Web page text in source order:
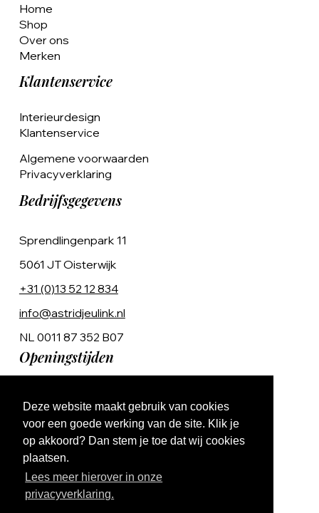
Deze website maakt gebruik van cookies
voor een goede werking van de site. Klik je
op akkoord? Dan stem je toe dat wij cookies
plaatsen.
Lees meer hierover in onze
privacyverklaring.
Home
Shop
Over ons
Merken
Klantenservice
Interieurdesign
Klantenservice
Algemene voorwaarden
Privacyverklaring
Bedrijfsgegevens
Sprendlingenpark 11
5061 JT Oisterwijk
+31 (0)13 52 12 834
info@astridjeulink.nl
NL 0011 87 352 B07
Openingstijden
Ma t/m Vr 9:00 - 17:00